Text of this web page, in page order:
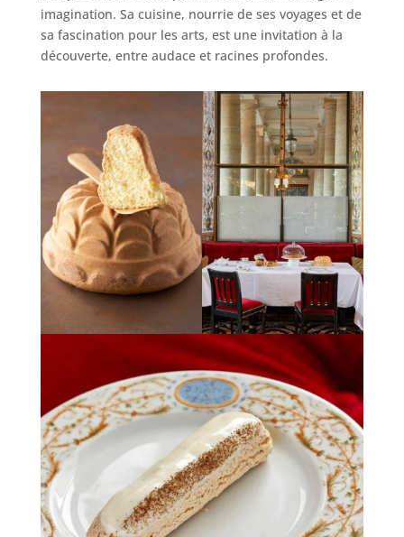
imagination. Sa cuisine, nourrie de ses voyages et de
sa fascination pour les arts, est une invitation à la
découverte, entre audace et racines profondes.